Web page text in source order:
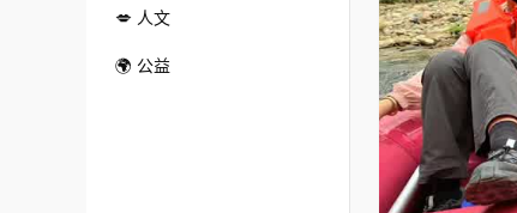
💋 人文
🌍 公益